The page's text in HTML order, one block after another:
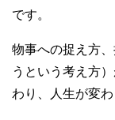
です。
物事への捉え方
うという考え方
わり、人生が変わ